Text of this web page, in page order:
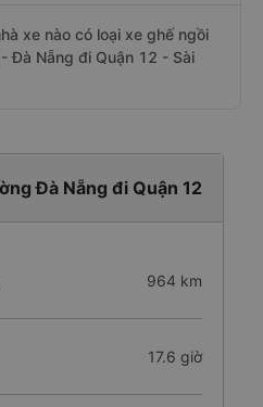
xe nào có loại xe ghế ngồi
Đà Nẵng đi Quận 12 - Sài
Đà Nẵng đi Quận 12
964 km
17.6 giờ